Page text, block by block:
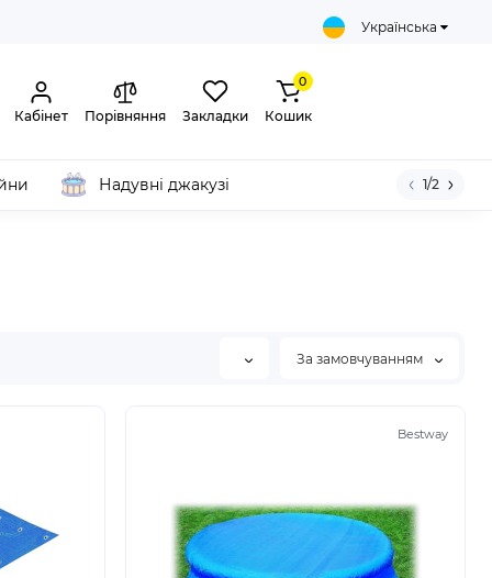
Українська
Кабінет Порівняння Закладки
0
Кошик
Надувні джакузі 1/2
За замовчуванням
Bestway